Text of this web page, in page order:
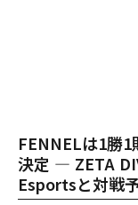
FENNELは1勝
決定 ― ZETA
Esportsと対戦